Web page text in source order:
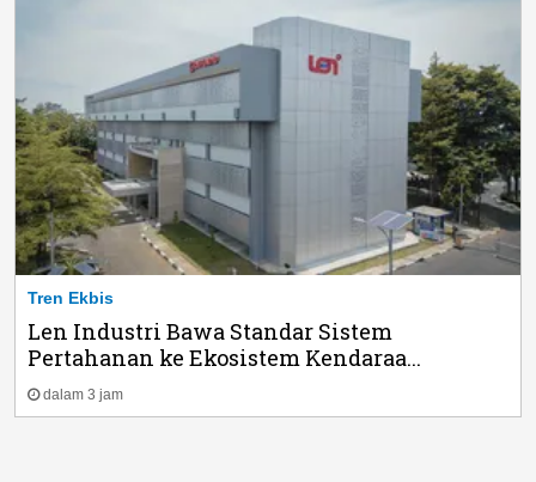
Tren Ekbis
Len Industri Bawa Standar Sistem
Pertahanan ke Ekosistem Kendaraa...
dalam 3 jam